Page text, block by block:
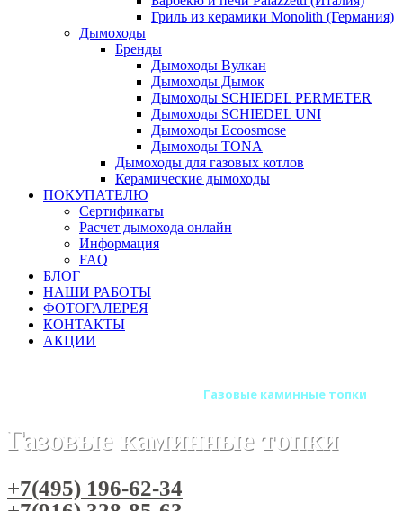
Гриль из керамики Monolith (Германия)
Дымоходы
Бренды
Дымоходы Вулкан
Дымоходы Дымок
Дымоходы SCHIEDEL PERMETER
Дымоходы SCHIEDEL UNI
Дымоходы Ecoosmose
Дымоходы TONA
Дымоходы для газовых котлов
Керамические дымоходы
ПОКУПАТЕЛЮ
Сертификаты
Расчет дымохода онлайн
Информация
FAQ
БЛОГ
НАШИ РАБОТЫ
ФОТОГАЛЕРЕЯ
КОНТАКТЫ
АКЦИИ
Газовые каминные топки
Газовые каминные топки
+7(495) 196-62-34